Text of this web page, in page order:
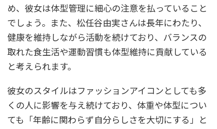
め、彼女は体型管理に細心の注意を払っていること
でしょう。また、松任谷由実さんは長年にわたり、
健康を維持しながら活動を続けており、バランスの
取れた食生活や運動習慣も体型維持に貢献している
と考えられます。
彼女のスタイルはファッションアイコンとしても多
くの人に影響を与え続けており、体重や体型につい
ても「年齢に関わらず自分らしさを大切にする」と